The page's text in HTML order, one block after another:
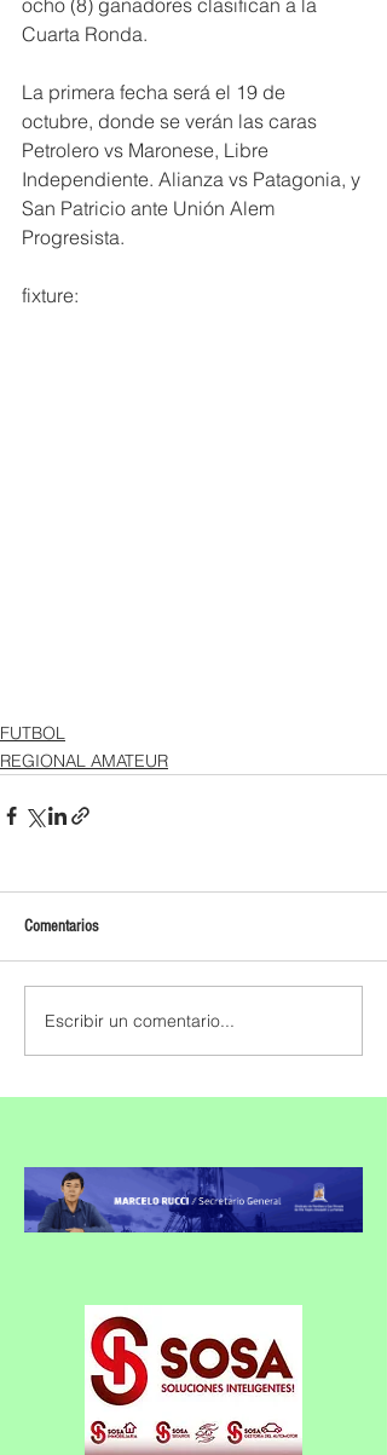
ocho (8) ganadores clasifican a la
Cuarta Ronda.
La primera fecha será el 19 de
octubre, donde se verán las caras
Petrolero vs Maronese, Libre
Independiente. Alianza vs Patagonia, y
San Patricio ante Unión Alem
Progresista.
fixture:
FUTBOL
REGIONAL AMATEUR
Comentarios
Escribir un comentario...